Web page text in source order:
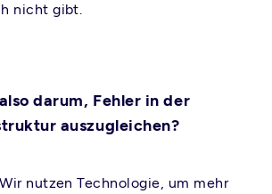
nicht gibt.
darum, Fehler in der
auszugleichen?
nutzen Technologie, um mehr